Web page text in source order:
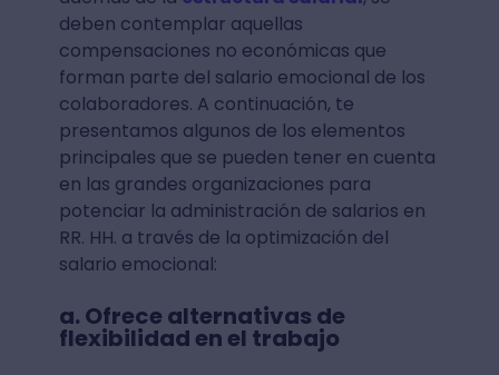
deben contemplar aquellas
compensaciones no económicas que
forman parte del salario emocional de los
colaboradores. A continuación, te
presentamos algunos de los elementos
principales que se pueden tener en cuenta
en las grandes organizaciones para
potenciar la administración de salarios en
RR. HH. a través de la optimización del
salario emocional:
a. Ofrece alternativas de
flexibilidad en el trabajo